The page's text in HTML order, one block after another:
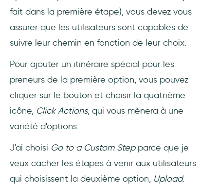
fait dans la première étape), vous devez vous
assurer que les utilisateurs sont capables de
suivre leur chemin en fonction de leur choix.
Pour ajouter un itinéraire spécial pour les
preneurs de la première option, vous pouvez
cliquer sur le bouton et choisir la quatrième
icône, Click Actions, qui vous mènera à une
variété d'options.
J'ai choisi Go to a Custom Stepparce que je
veux cacher les étapes à venir aux utilisateurs
qui choisissent la deuxième option, Upload.